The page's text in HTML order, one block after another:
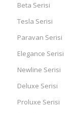
Beta Serisi
Tesla Serisi
Paravan Serisi
Elegance Serisi
Newline Serisi
Deluxe Serisi
Proluxe Serisi